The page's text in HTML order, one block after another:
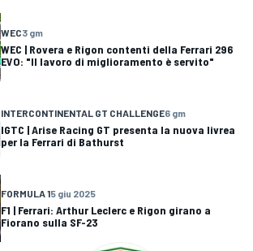
WEC3 gm
WEC | Rovera e Rigon contenti della Ferrari 296
EVO: "Il lavoro di miglioramento è servito"
INTERCONTINENTAL GT CHALLENGE6 gm
IGTC | Arise Racing GT presenta la nuova livrea
per la Ferrari di Bathurst
FORMULA 15 giu 2025
F1 | Ferrari: Arthur Leclerc e Rigon girano a
Fiorano sulla SF-23